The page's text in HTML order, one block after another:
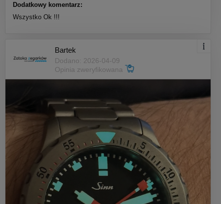
Dodatkowy komentarz:
Wszystko Ok !!!
Bartek
Dodano: 2026-04-09
Opinia zweryfikowana